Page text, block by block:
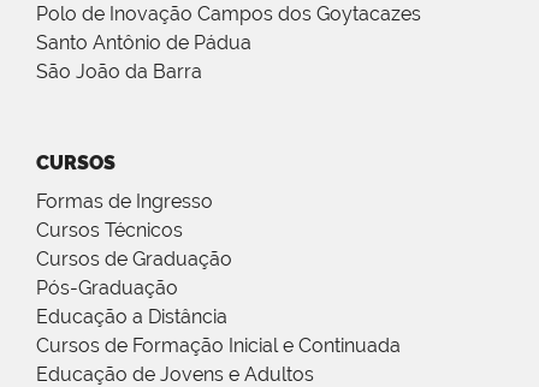
Polo de Inovação Campos dos Goytacazes
Santo Antônio de Pádua
São João da Barra
CURSOS
Formas de Ingresso
Cursos Técnicos
Cursos de Graduação
Pós-Graduação
Educação a Distância
Cursos de Formação Inicial e Continuada
Educação de Jovens e Adultos